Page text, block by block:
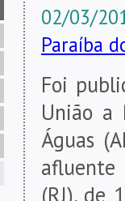
02/03/
Paraíba
Foi
União a
Águas
afluente
(RJ), de